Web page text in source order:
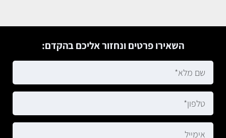
השאירו פרטים ונחזור אליכם בהקדם: